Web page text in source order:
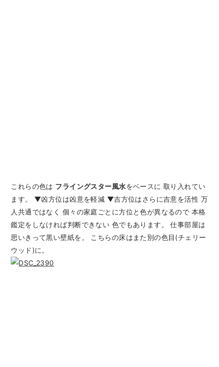
これらの色は フライングスター風水をベースに 取り入れてい
ます。 ▼凶方位は凶意を軽減 ▼吉方位はさらに吉意を活性 万
人共通ではなく 個々の家庭ごとに方位と色が異なるので 本格
鑑定をしなければ判断できない 色でもあります。 仕事部屋は
思いきって黒い壁紙を。 こちらの床はまた別の色目(チェリー
ウッド)に。